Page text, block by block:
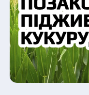
Ви
захисту